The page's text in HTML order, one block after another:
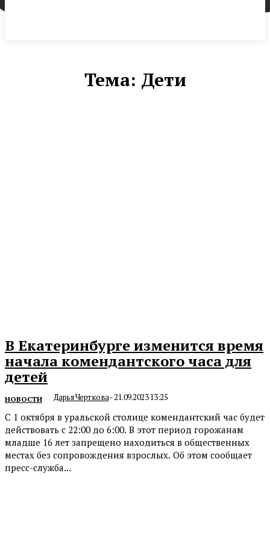
Тема: Дети
В Екатеринбурге изменится время
начала комендантского часа для
детей
НОВОСТИ Дарья Черткова-21.09.2023 13:25
С 1 октября в уральской столице комендантский час будет
действовать с 22:00 до 6:00. В этот период горожанам
младше 16 лет запрещено находиться в общественных
местах без сопровождения взрослых. Об этом сообщает
пресс-служба...